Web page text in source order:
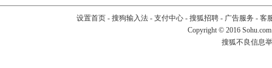
设置首页- 搜狗输入法- 支付中心- 搜狐招聘- 广告服务 - 客
Copyright © 2016
搜狐不良信息